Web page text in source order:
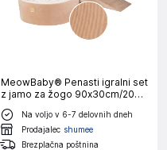
MeowBaby® Penasti igralni set
z jamo za žogo 90x30cm/200
žogic 7cm, Igralni set za otroka,
4 elementi, Velvet žamet,
Pesek, Žoge: biserno bela
Na voljo v 6-7 delovnih dneh
Prodajalec shumee
Brezplačna poštnina